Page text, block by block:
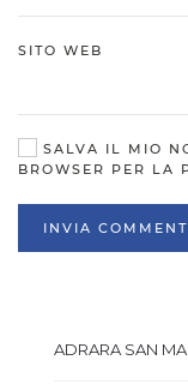
SITO WEB
SALVA IL MIO
BROWSER PER LA
INVIA
ADRARA SAN